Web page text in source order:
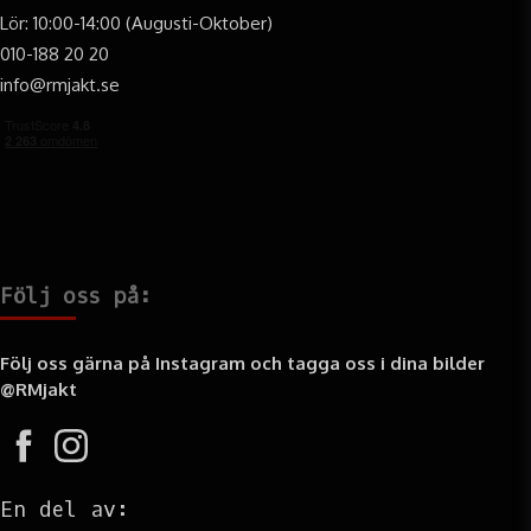
Lör: 10:00-14:00 (Augusti-Oktober)
010-188 20 20
info@rmjakt.se
Följ oss på:
Följ oss gärna på Instagram och tagga oss i dina bilder
@RMjakt
En del av: